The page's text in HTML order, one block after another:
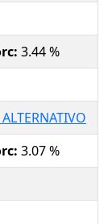
3.44 %
3.07 %